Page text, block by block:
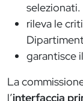
selezionati.
rileva le
garantisce il
La
l’interfaccia